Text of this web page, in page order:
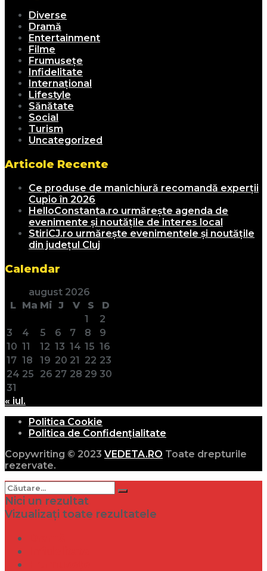
Diverse
Dramă
Entertainment
Filme
Frumusețe
Infidelitate
Internațional
Lifestyle
Sănătate
Social
Turism
Uncategorized
Articole Recente
Ce produse de manichiură recomandă experții
Cupio în 2026
HelloConstanta.ro urmărește agenda de
evenimente și noutățile de interes local
StiriCJ.ro urmărește evenimentele și noutățile
din județul Cluj
Calendar
august 2026
L Ma Mi J V S
D
1
2
3
4 5 6 7 8
9
10 11 12 13 14 15 16
17 18 19 20 21 22 23
24 25 26 27 28 29 30
31
« iul.
Politica Cookie
Politica de Confidențialitate
Copywriting © 2023 VEDETA.RO Toate drepturile
rezervate.
Nici un rezultat
Vizualizați toate rezultatele